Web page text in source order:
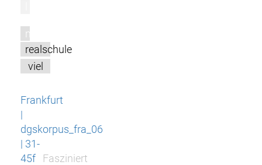
m
realschule
viel
Frankfurt
|
dgskorpus_fra_06
| 31-
45f
Fasziniert